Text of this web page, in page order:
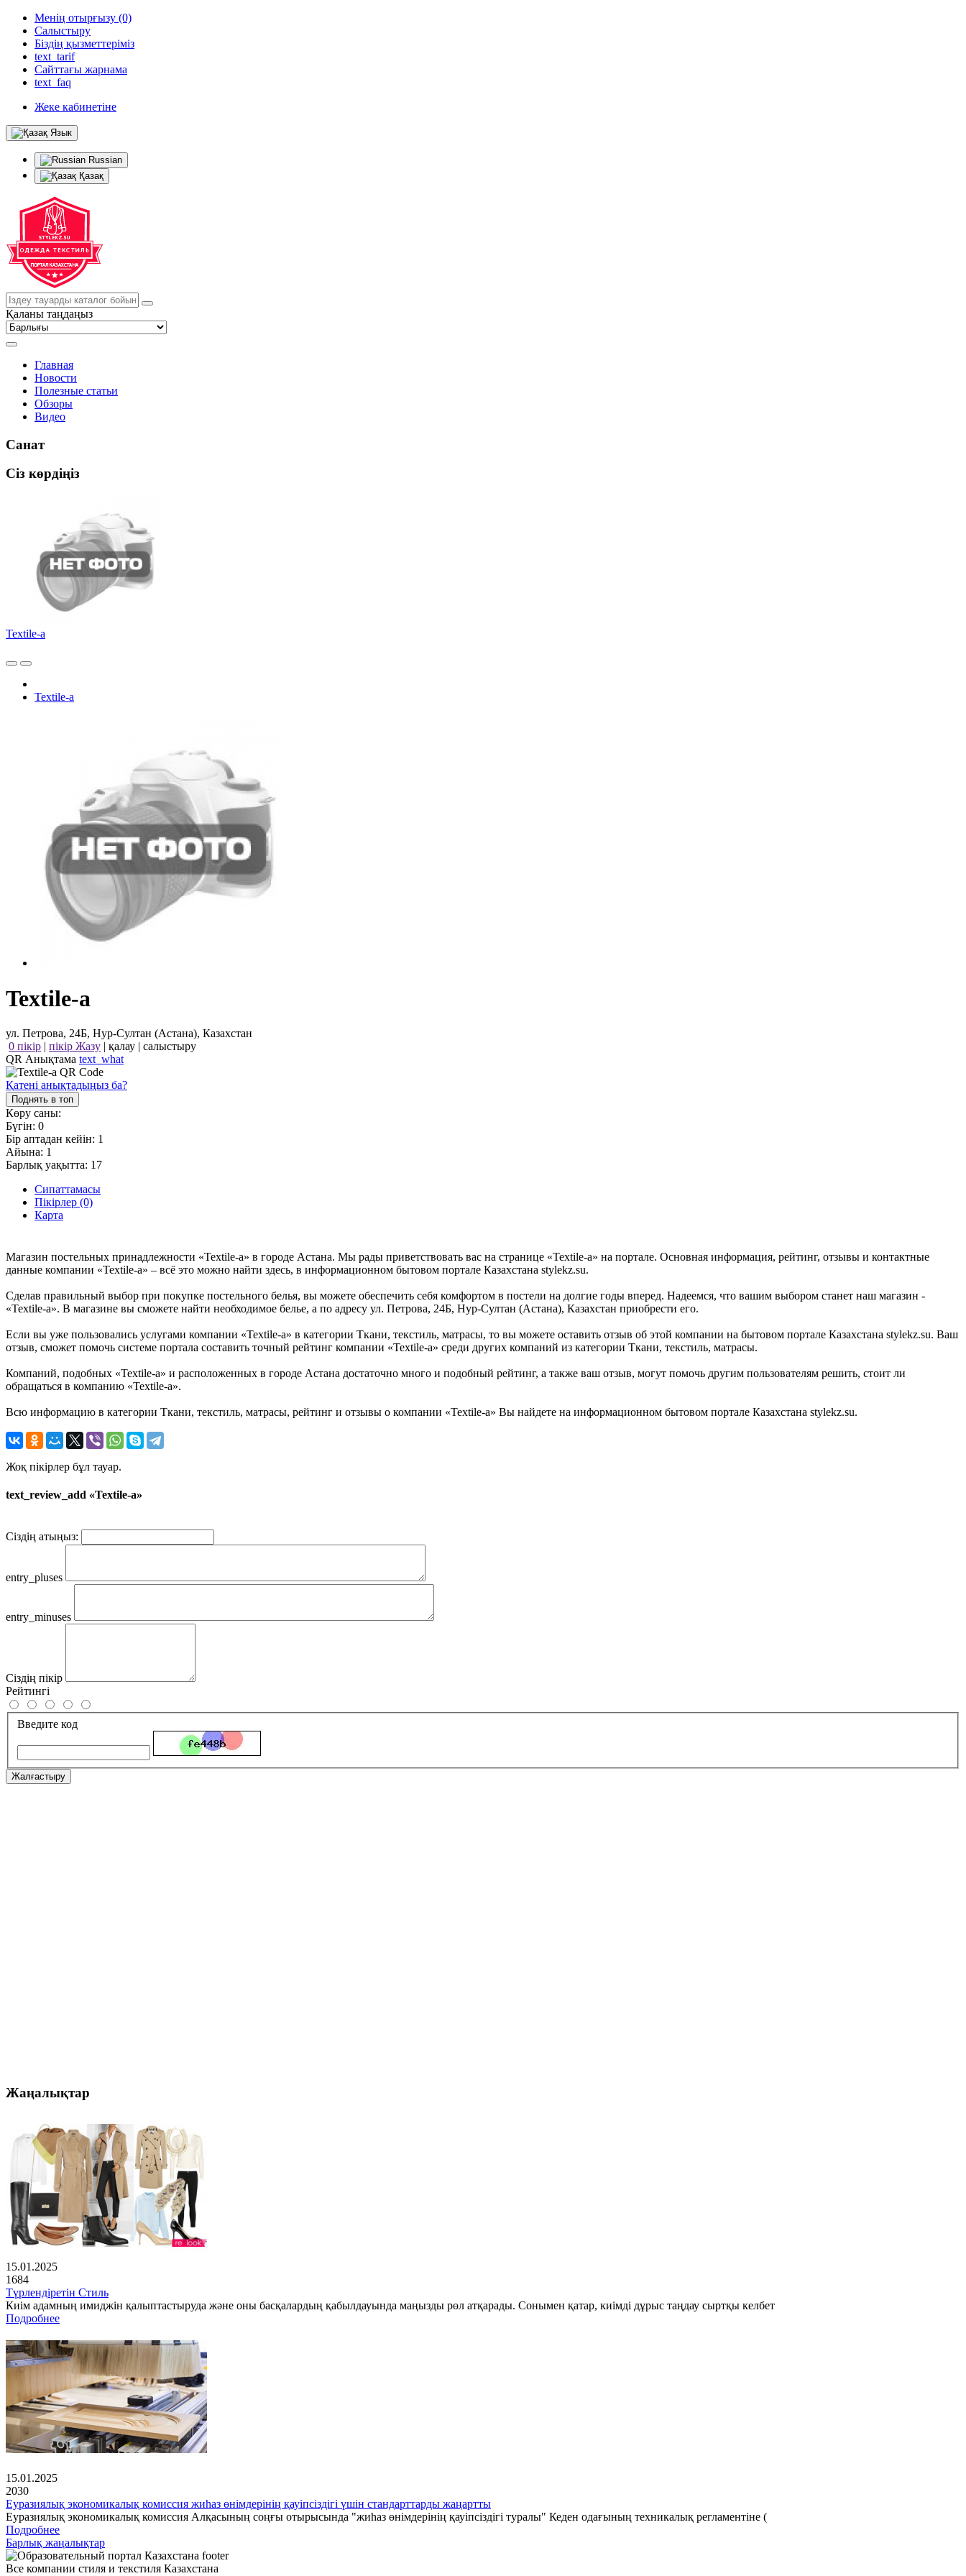
Менің отырғызу (0)
Салыстыру
Біздің қызметтеріміз
text_tarif
Сайттағы жарнама
text_faq
Жеке кабинетіне
Язык
Russian
Қазақ
Қаланы таңдаңыз
Главная
Новости
Полезные статьи
Обзоры
Видео
Санат
Сіз көрдіңіз
Textile-a
Textile-a
Textile-a
ул. Петрова, 24Б, Нур-Султан (Астана), Казахстан
0 пікір | пікір Жазу | қалау | салыстыру
QR Анықтама text_what
Қатені анықтадыңыз ба?
Поднять в топ
Көру саны:
Бүгін: 0
Бір аптадан кейін: 1
Айына: 1
Барлық уақытта: 17
Сипаттамасы
Пікірлер (0)
Карта
Магазин постельных принадлежности «Textile-a» в городе Астана. Мы рады приветствовать вас на странице «Textile-a» на портале. Основная информация, рейтинг, отзывы и контактные
данные компании «Textile-a» – всё это можно найти здесь, в информационном бытовом портале Казахстана stylekz.su.
Сделав правильный выбор при покупке постельного белья, вы можете обеспечить себя комфортом в постели на долгие годы вперед. Надеемся, что вашим выбором станет наш магазин -
«Textile-a». В магазине вы сможете найти необходимое белье, а по адресу ул. Петрова, 24Б, Нур-Султан (Астана), Казахстан приобрести его.
Если вы уже пользовались услугами компании «Textile-a» в категории Ткани, текстиль, матрасы, то вы можете оставить отзыв об этой компании на бытовом портале Казахстана stylekz.su. Ваш
отзыв, сможет помочь системе портала составить точный рейтинг компании «Textile-a» среди других компаний из категории Ткани, текстиль, матрасы.
Компаний, подобных «Textile-a» и расположенных в городе Астана достаточно много и подобный рейтинг, а также ваш отзыв, могут помочь другим пользователям решить, стоит ли
обращаться в компанию «Textile-a».
Всю информацию в категории Ткани, текстиль, матрасы, рейтинг и отзывы о компании «Textile-a» Вы найдете на информационном бытовом портале Казахстана stylekz.su.
Жоқ пікірлер бұл тауар.
text_review_add «Textile-a»
Сіздің атыңыз:
entry_pluses
entry_minuses
Сіздің пікір
Рейтингі
Введите код
Жалғастыру
Жаңалықтар
15.01.2025
1684
Түрлендіретін Стиль
Киім адамның имиджін қалыптастыруда және оны басқалардың қабылдауында маңызды рөл атқарады. Сонымен қатар, киімді дұрыс таңдау сыртқы келбет
Подробнее
15.01.2025
2030
Еуразиялық экономикалық комиссия жиһаз өнімдерінің қауіпсіздігі үшін стандарттарды жаңартты
Еуразиялық экономикалық комиссия Алқасының соңғы отырысында "жиһаз өнімдерінің қауіпсіздігі туралы" Кеден одағының техникалық регламентіне (
Подробнее
Барлық жаңалықтар
Все компании стиля и текстиля Казахстана